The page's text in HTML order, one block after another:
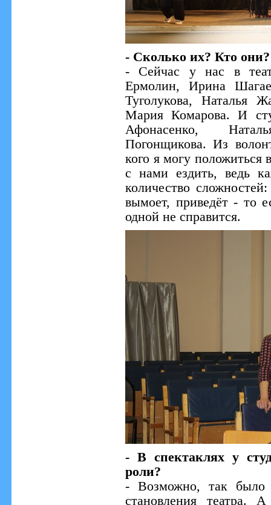
- Сколько их? Кто они?
- Сейчас у нас в
Ермолин, Ирина
Туголукова, Наталья
Мария Комарова. И
Афонасенко,
Погонщикова. Из
кого я могу
с нами ездить, ведь
количество
вымоет, приведёт - то
одной не справится.
- В спектаклях у
роли?
- Возможно, так было
становления театра.